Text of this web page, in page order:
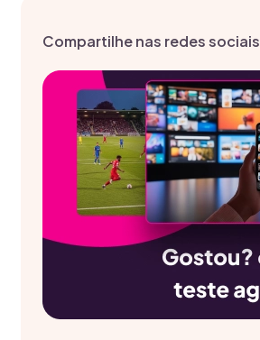
Compartilhe nas redes sociais